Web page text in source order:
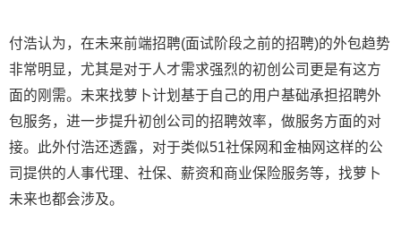
付浩认为，在未来前端招聘(面试阶段之前的招聘)的外包趋势
非常明显，尤其是对于人才需求强烈的初创公司更是有这方
面的刚需。未来找萝卜计划基于自己的用户基础承担招聘外
包服务，进一步提升初创公司的招聘效率，做服务方面的对
接。此外付浩还透露，对于类似51社保网和金柚网这样的公
司提供的人事代理、社保、薪资和商业保险服务等，找萝卜
未来也都会涉及。